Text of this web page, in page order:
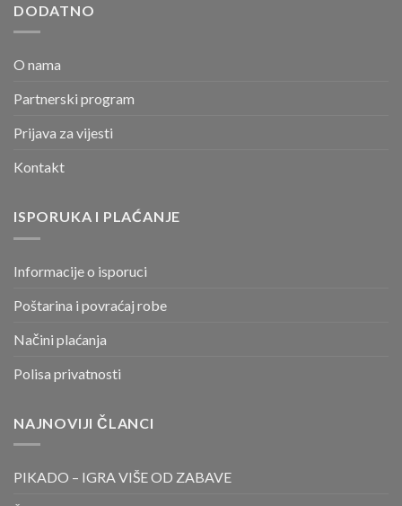
DODATNO
O nama
Partnerski program
Prijava za vijesti
Kontakt
ISPORUKA I PLAĆANJE
Informacije o isporuci
Poštarina i povraćaj robe
Načini plaćanja
Polisa privatnosti
NAJNOVIJI ČLANCI
PIKADO – IGRA VIŠE OD ZABAVE